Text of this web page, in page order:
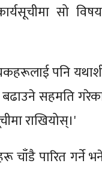
सो
पनि
सहमति
राखियोस्।'
पारित गर्ने